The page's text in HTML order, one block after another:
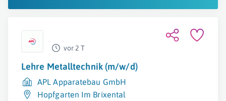
vor 2 T
Lehre Metalltechnik (m/w/d)
APL Apparatebau GmbH
Hopfgarten Im Brixental